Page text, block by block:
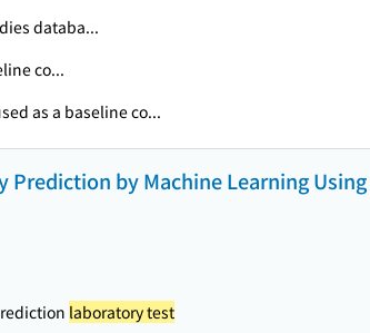
databa...
co...
as a baseline co...
by Machine Learning
laboratory test